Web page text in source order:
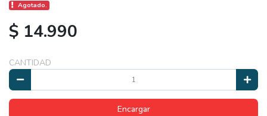
Agotado.
$ 14.990
CANTIDAD
Encargar